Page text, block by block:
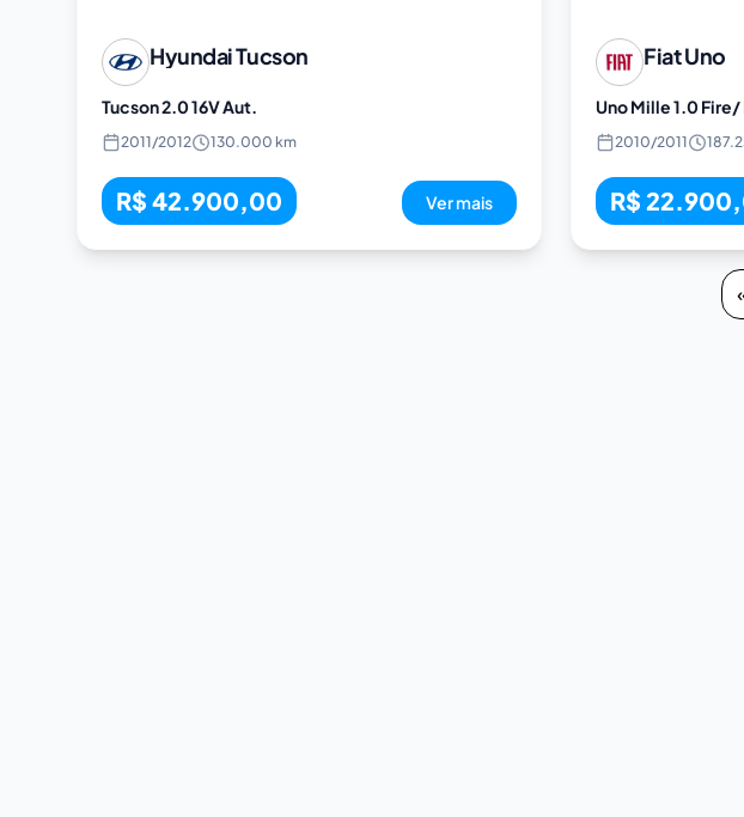
HyundaiTucson
Tucson 2.0 16V Aut.
2011/2012 130.000 km
R$ 42.900,00 Ver mais
FiatUno
Uno Mille 1.0
2010/2011
R$